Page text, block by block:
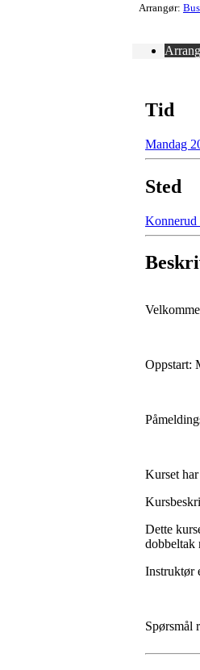
Arrangør:
Tid
Mandag
Sted
Konnerud
Oppstart:
Kurset
Dette
dobbeltak
Instruktør
Spørsmål